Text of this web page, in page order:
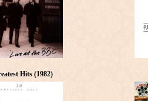
Hits (1982)